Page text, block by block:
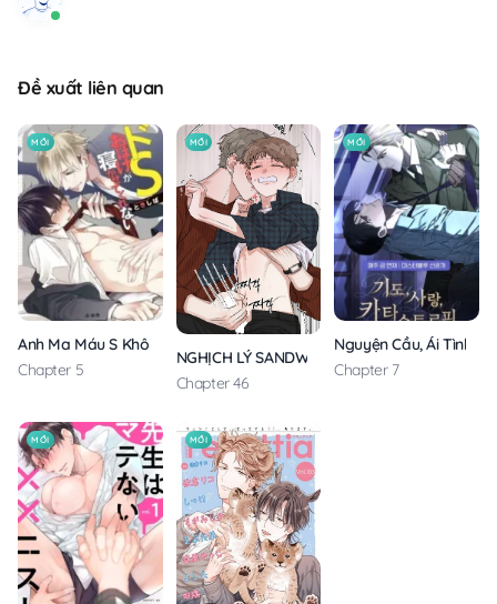
Đề xuất liên quan
MỚI
Anh Ma Máu S Không Cho Tôi Ngủ Yên
Chapter 5
MỚI
NGHỊCH LÝ SANDWICH
Chapter 46
MỚI
Nguyện Cầu, Ái Tình,
Chapter 7
MỚI MỚI